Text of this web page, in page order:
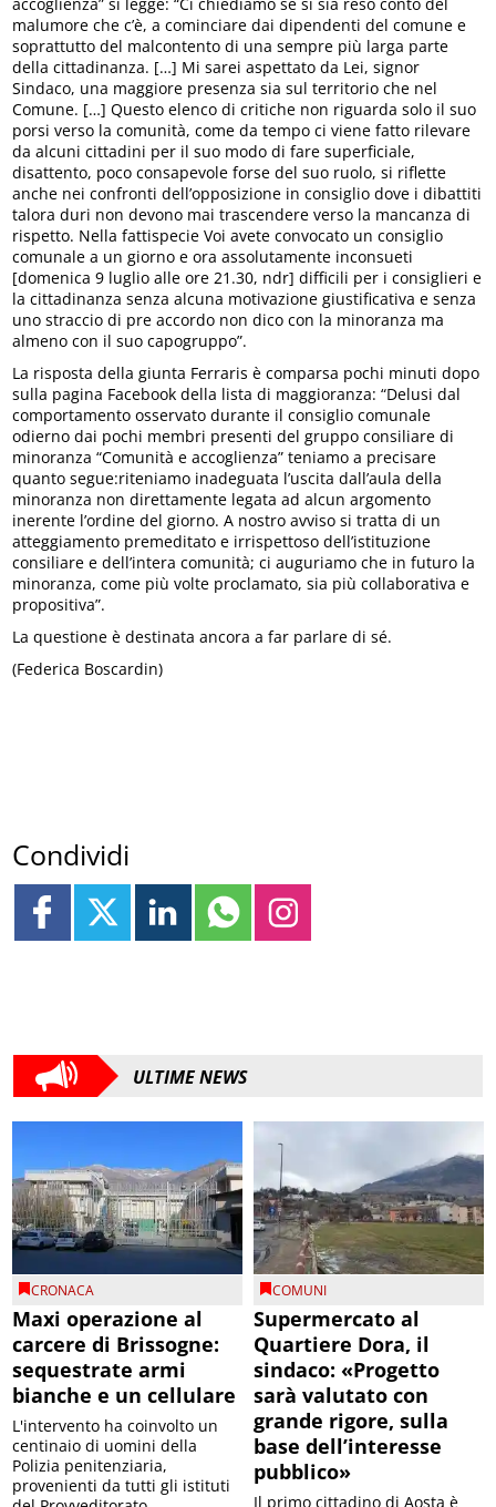
malumore che c’è, a cominciare dai dipendenti del comune e
soprattutto del malcontento di una sempre più larga parte
della cittadinanza. […] Mi sarei aspettato da Lei, signor
Sindaco, una maggiore presenza sia sul territorio che nel
Comune. […] Questo elenco di critiche non riguarda solo il suo
porsi verso la comunità, come da tempo ci viene fatto rilevare
da alcuni cittadini per il suo modo di fare superficiale,
disattento, poco consapevole forse del suo ruolo, si riflette
anche nei confronti dell’opposizione in consiglio dove i dibattiti
talora duri non devono mai trascendere verso la mancanza di
rispetto. Nella fattispecie Voi avete convocato un consiglio
comunale a un giorno e ora assolutamente inconsueti
[domenica 9 luglio alle ore 21.30, ndr] difficili per i consiglieri e
la cittadinanza senza alcuna motivazione giustificativa e senza
uno straccio di pre accordo non dico con la minoranza ma
almeno con il suo capogruppo”.
La risposta della giunta Ferraris è comparsa pochi minuti dopo
sulla pagina Facebook della lista di maggioranza: “Delusi dal
comportamento osservato durante il consiglio comunale
odierno dai pochi membri presenti del gruppo consiliare di
minoranza “Comunità e accoglienza” teniamo a precisare
quanto segue:riteniamo inadeguata l’uscita dall’aula della
minoranza non direttamente legata ad alcun argomento
inerente l’ordine del giorno. A nostro avviso si tratta di un
atteggiamento premeditato e irrispettoso dell’istituzione
consiliare e dell’intera comunità; ci auguriamo che in futuro la
minoranza, come più volte proclamato, sia più collaborativa e
propositiva”.
La questione è destinata ancora a far parlare di sé.
(Federica Boscardin)
Condividi
ULTIME NEWS
CRONACA
Maxi operazione al
carcere di Brissogne:
sequestrate armi
bianche e un cellulare
L'intervento ha coinvolto un
centinaio di uomini della
Polizia penitenziaria,
provenienti da tutti gli istituti
COMUNI
Supermercato al
Quartiere Dora, il
sindaco: «Progetto
sarà valutato con
grande rigore, sulla
base dell’interesse
pubblico»
Il primo cittadino di Aosta è